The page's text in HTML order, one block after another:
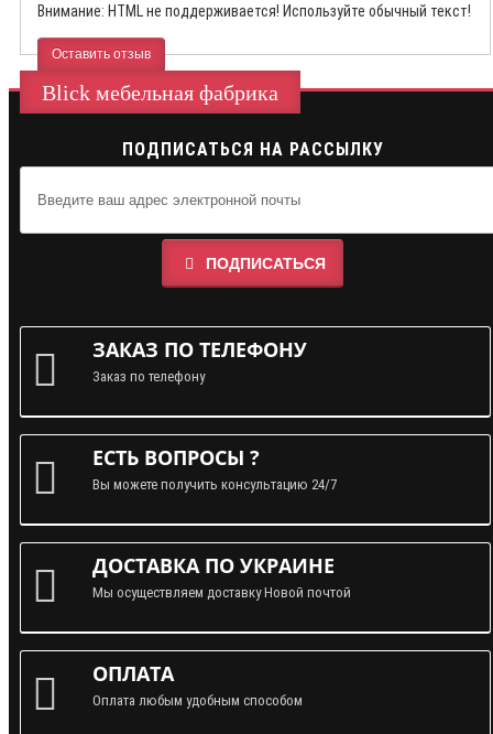
Внимание: HTML не поддерживается! Используйте обычный текст!
Оставить отзыв
Blick мебельная фабрика
ПОДПИСАТЬСЯ НА РАССЫЛКУ
ПОДПИСАТЬСЯ
ЗАКАЗ ПО ТЕЛЕФОНУ
Заказ по телефону
ЕСТЬ ВОПРОСЫ ?
Вы можете получить консультацию 24/7
ДОСТАВКА ПО УКРАИНЕ
Мы осуществляем доставку Новой почтой
ОПЛАТА
Оплата любым удобным способом